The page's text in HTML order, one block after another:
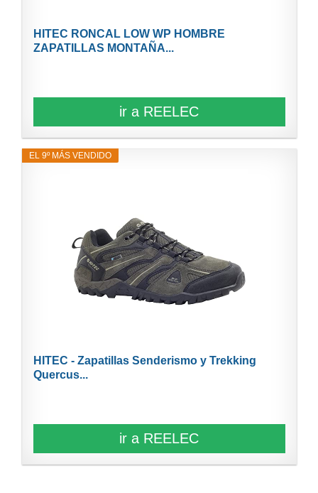
HITEC RONCAL LOW WP HOMBRE
ZAPATILLAS MONTAÑA...
ir a REELEC
EL 9º MÁS VENDIDO
HITEC - Zapatillas Senderismo y Trekking
Quercus...
ir a REELEC